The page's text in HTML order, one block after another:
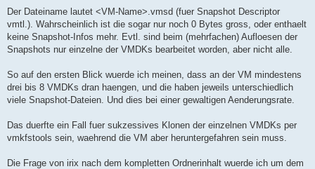
i
t
a
g
Der Dateiname lautet <VM-Name>.vmsd (fuer Snapshot Descriptor
vmtl.). Wahrscheinlich ist die sogar nur noch 0 Bytes gross, oder enthaelt
keine Snapshot-Infos mehr. Evtl. sind beim (mehrfachen) Aufloesen der
Snapshots nur einzelne der VMDKs bearbeitet worden, aber nicht alle.
So auf den ersten Blick wuerde ich meinen, dass an der VM mindestens
drei bis 8 VMDKs dran haengen, und die haben jeweils unterschiedlich
viele Snapshot-Dateien. Und dies bei einer gewaltigen Aenderungsrate.
Das duerfte ein Fall fuer sukzessives Klonen der einzelnen VMDKs per
vmkfstools sein, waehrend die VM aber heruntergefahren sein muss.
Die Frage von irix nach dem kompletten Ordnerinhalt wuerde ich um dem